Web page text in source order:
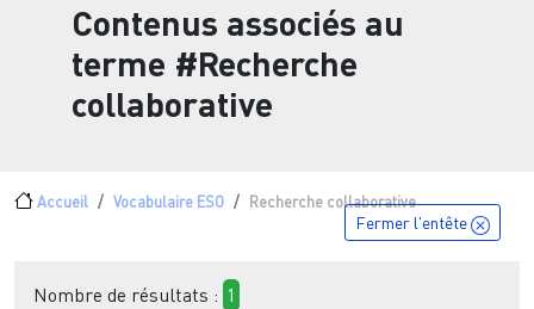
Contenus associés au
terme #Recherche
collaborative
Fil d'Ariane
Accueil Vocabulaire ESO Recherche collaborative
Fermer l'entête
Nombre de résultats : 1